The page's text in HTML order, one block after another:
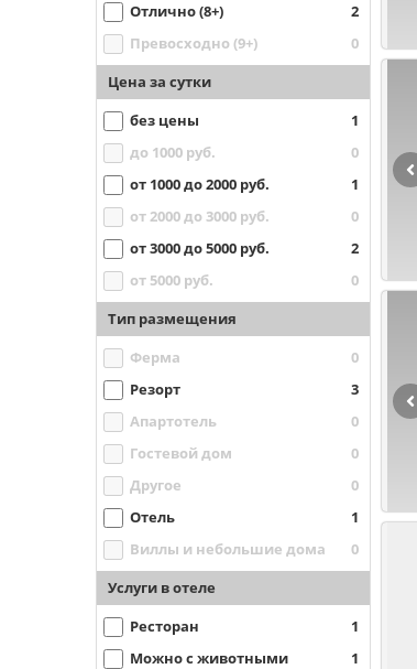
Отлично (8+)
2
Превосходно (9+)
0
Цена за сутки
без цены
1
до 1000 руб.
0
от 1000 до 2000 руб.
1
от 2000 до 3000 руб.
0
от 3000 до 5000 руб.
2
от 5000 руб.
0
Тип размещения
Ферма
0
Резорт
3
Апартотель
0
Гостевой дом
0
Другое
0
Отель
1
Виллы и небольшие дома
0
Услуги в отеле
Ресторан
1
Можно с животными
1